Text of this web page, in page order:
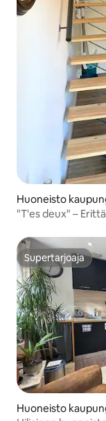
Huoneisto
"T'es deux" –
Supertarjoaja
Supertarjoaja
Huoneisto